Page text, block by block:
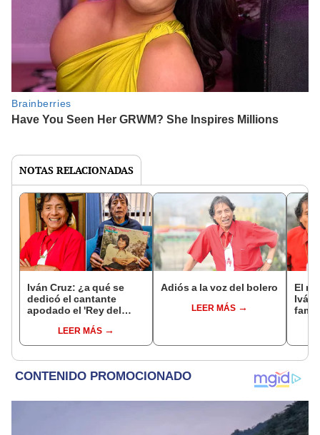
NOTAS RELACIONADAS
Iván Cruz: ¿a qué se
dedicó el cantante
apodado el 'Rey del
los escenarios?
LEER MÁS
Adiós a la voz del bolero
LEER MÁS
El
Iván